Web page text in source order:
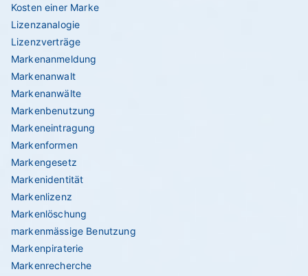
Kosten einer Marke
Lizenzanalogie
Lizenzverträge
Markenanmeldung
Markenanwalt
Markenanwälte
Markenbenutzung
Markeneintragung
Markenformen
Markengesetz
Markenidentität
Markenlizenz
Markenlöschung
markenmässige Benutzung
Markenpiraterie
Markenrecherche